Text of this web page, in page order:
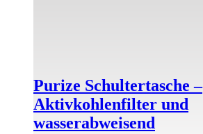
Purize Schultertasche –
Aktivkohlenfilter und
wasserabweisend